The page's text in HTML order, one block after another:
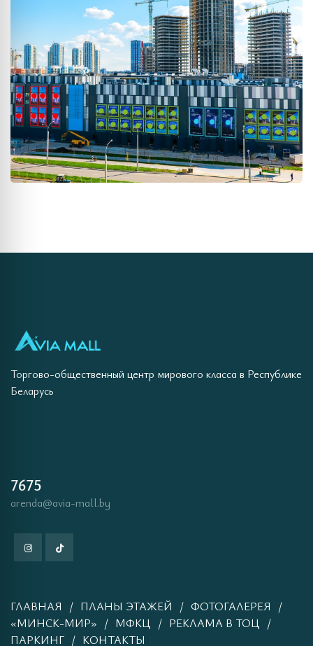
Торгово-общественный центр мирового класса в Республике
Беларусь
7675
arenda@avia-mall.by
ГЛАВНАЯ ПЛАНЫ ЭТАЖЕЙ
ФОТОГАЛЕРЕЯ
«МИНСК-МИР»
МФКЦ
РЕКЛАМА В ТОЦ
ПАРКИНГ
КОНТАКТЫ